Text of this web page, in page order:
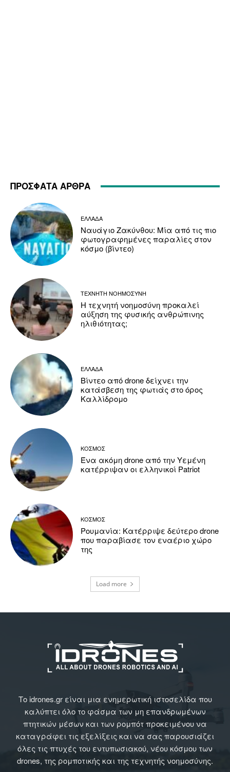
ΠΡΟΣΦΑΤΑ ΑΡΘΡΑ
ΕΛΛΑΔΑ
Ναυάγιο Ζακύνθου: Μία από τις πιο
φωτογραφημένες παραλίες στον
κόσμο (βίντεο)
ΤΕΧΝΗΤΗ ΝΟΗΜΟΣΥΝΗ
Η τεχνητή νοημοσύνη προκαλεί
αύξηση της φυσικής ανθρώπινης
ηλιθιότητας;
ΕΛΛΑΔΑ
Βίντεο από drone δείχνει την
κατάσβεση της φωτιάς στο όρος
Καλλίδρομο
ΚΟΣΜΟΣ
Ένα ακόμη drone από την Υεμένη
κατέρριψαν οι ελληνικοί Patriot
ΚΟΣΜΟΣ
Ρουμανία: Κατέρριψε δεύτερο drone
που παραβίασε τον εναέριο χώρο
της
Load more
Το idrones.gr είναι μια ενημερωτική ιστοσελίδα που
καλύπτει όλο το φάσμα των μη επανδρωμένων
πτητικών μέσων και των ρομπότ προκειμένου να
καταγράφει τις εξελίξεις και να σας παρουσιάζει
όλες τις πτυχές του εντυπωσιακού, νέου κόσμου των
drones, της ρομποτικής και της τεχνητής νοημοσύνης.